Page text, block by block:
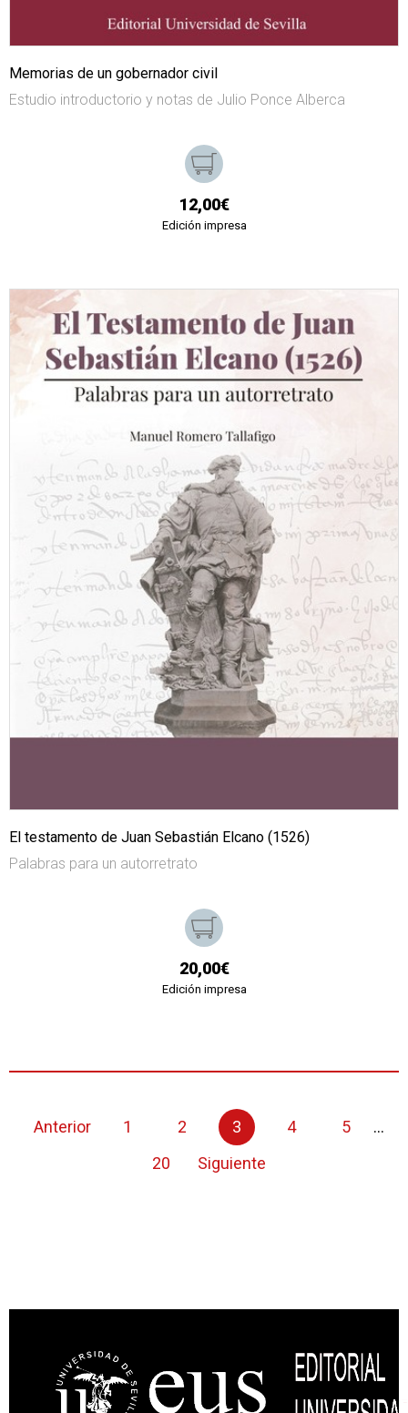
Memorias de un gobernador civil
Estudio introductorio y notas de Julio Ponce Alberca
12,00€
Edición impresa
El testamento de Juan Sebastián Elcano (1526)
Palabras para un autorretrato
20,00€
Edición impresa
Anterior 1 2 3 4 5
...
20
Siguiente